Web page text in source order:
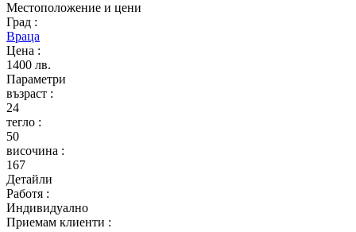
Местоположение и цени
Град :
Враца
Цена :
1400 лв.
Параметри
възраст :
24
тегло :
50
височина :
167
Детайли
Работя :
Индивидуално
Приемам клиенти :